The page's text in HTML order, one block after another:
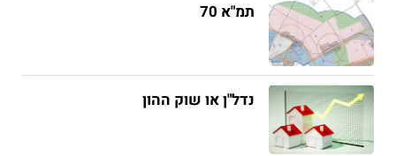
תמ"א 70
נדל"ן או שוק ההון